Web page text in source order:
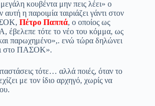
m
στ
εί
τε
κουβέντα μην πεις λέει» ο
η παροιμία ταιριάζει γάντι στον
Πέτρο Παππά, ο οποίος ως
έβελεπε τότε το νέο του κόμμα, ως
παρωχημένο»,. ενώ τώρα δηλώνει
στο ΠΑΣΟΚ».
τότε… αλλά ποιές, όταν το
με τον ίδιο αρχηγό, χωρίς να